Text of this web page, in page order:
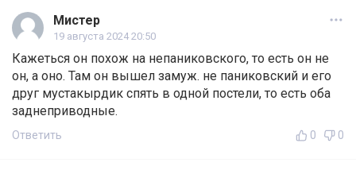
Мистер
19 августа 2024 20:50
Кажеться он похож на непаниковского, то есть он не
он, а оно. Там он вышел замуж. не паниковский и его
друг мустакырдик спять в одной постели, то есть оба
заднеприводные.
Ответить 0 0